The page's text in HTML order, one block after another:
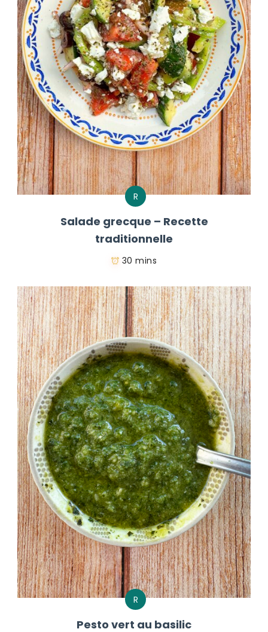
R
Salade grecque – Recette
traditionnelle
30 mins
R
Pesto vert au basilic